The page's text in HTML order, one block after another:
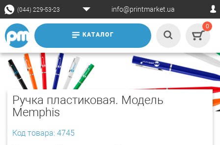
(044) 229-53-23 info@printmarket.ua
КАТАЛОГ
0
Ручка пластиковая. Модель
Memphis
Код товара: 4745